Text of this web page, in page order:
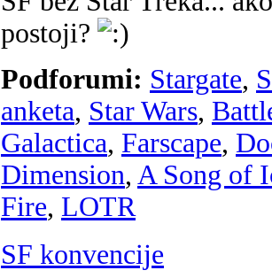
postoji?
Podforumi: Stargate,
anketa, Star Wars,
Galactica, Farscape,
Dimension, A Song of
Fire, LOTR
SF konvencije